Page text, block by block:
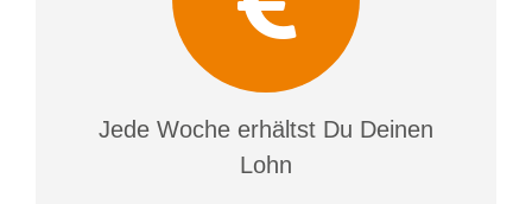
Jede Woche erhältst Du Deinen
Lohn